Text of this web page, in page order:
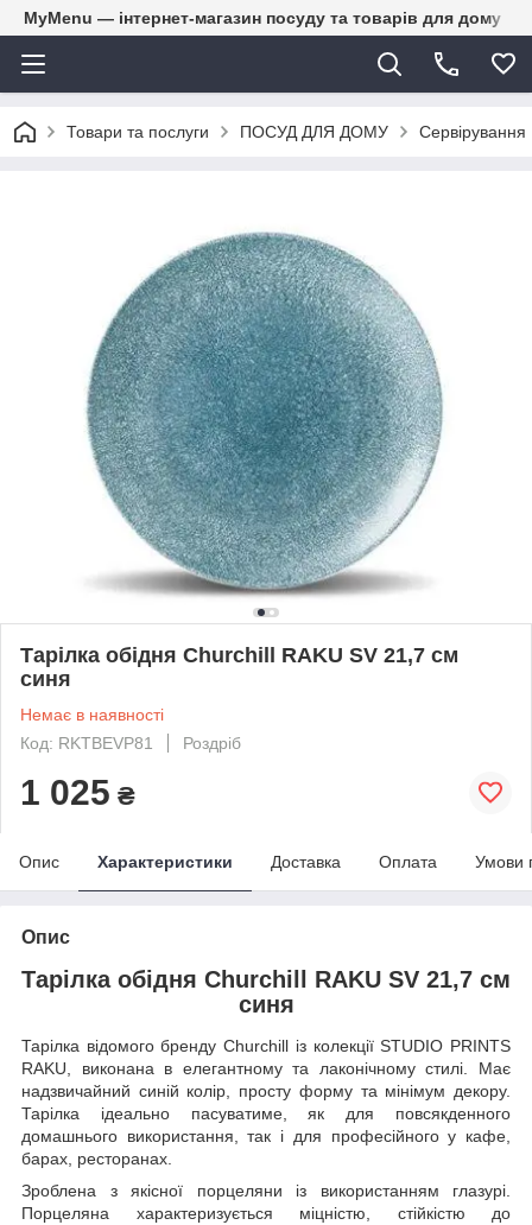
MyMenu — інтернет-магазин посуду та товарів для дому
Товари та послуги ПОСУД ДЛЯ ДОМУ Сервірування
Тарілка обідня Churchill RAKU SV 21,7 см
синя
Немає в наявності
Код: RKTBEVP81
Роздріб
1 025 ₴
Опис Характеристики Доставка Оплата Умови
Опис
Тарілка обідня Churchill RAKU SV 21,7 см
синя
Тарілка відомого бренду Churchill із колекції STUDIO PRINTS
RAKU, виконана в елегантному та лаконічному стилі. Має
надзвичайний синій колір, просту форму та мінімум декору.
Тарілка ідеально пасуватиме, як для повсякденного
домашнього використання, так і для професійного у кафе,
барах, ресторанах.
Зроблена з якісної порцеляни із використанням глазурі.
Порцеляна характеризується міцністю, стійкістю до